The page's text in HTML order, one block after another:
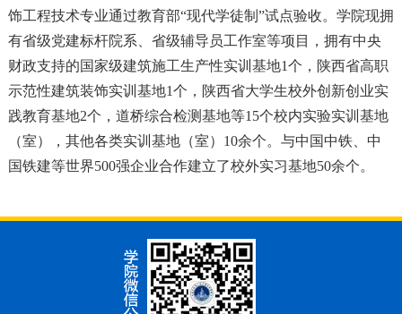
饰工程技术专业通过教育部“现代学徒制”试点验收。学院现拥
有省级党建标杆院系、省级辅导员工作室等项目，拥有中央
财政支持的国家级建筑施工生产性实训基地1个，陕西省高职
示范性建筑装饰实训基地1个，陕西省大学生校外创新创业实
践教育基地2个，道桥综合检测基地等15个校内实验实训基地
（室），其他各类实训基地（室）10余个。与中国中铁、中
国铁建等世界500强企业合作建立了校外实习基地50余个。